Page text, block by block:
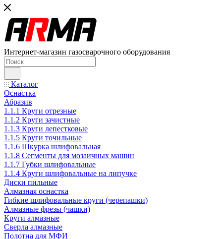
Интернет-магазин газосварочного оборудования
Каталог
Оснастка
Абразив
1.1.1 Круги отрезные
1.1.2 Круги зачистные
1.1.3 Круги лепестковые
1.1.5 Круги точильные
1.1.6 Шкурка шлифовальная
1.1.8 Сегменты для мозаичных машин
1.1.7 Губки шлифовальные
1.1.4 Круги шлифовальные на липучке
Диски пильные
Алмазная оснастка
Гибкие шлифовальные круги (черепашки)
Алмазные фрезы (чашки)
Круги алмазные
Сверла алмазные
Полотна для МФИ